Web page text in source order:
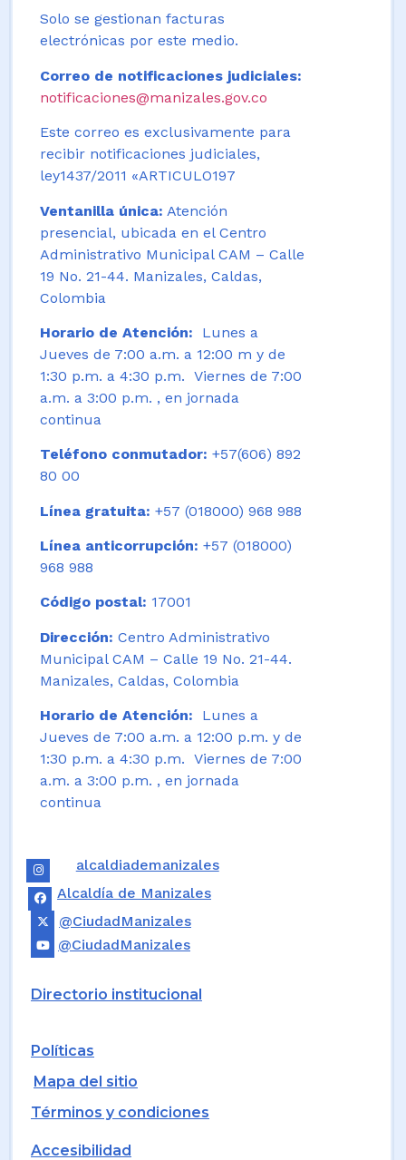
Solo se gestionan facturas
electrónicas por este medio.
Correo de notificaciones judiciales:
notificaciones@manizales.gov.co
Este correo es exclusivamente para
recibir notificaciones judiciales,
ley1437/2011 «ARTICULO197
Ventanilla única: Atención
presencial, ubicada en el Centro
Administrativo Municipal CAM – Calle
19 No. 21-44. Manizales, Caldas,
Colombia
Horario de Atención:
Lunes a
Jueves de 7:00 a.m. a 12:00 m y de
1:30 p.m. a 4:30 p.m. Viernes de 7:00
a.m. a 3:00 p.m. , en jornada
continua
Teléfono conmutador: +57(606) 892
80 00
Línea gratuita: +57 (018000) 968 988
Línea anticorrupción: +57 (018000)
968 988
Código postal: 17001
Dirección: Centro Administrativo
Municipal CAM – Calle 19 No. 21-44.
Manizales, Caldas, Colombia
Horario de Atención: Lunes a
Jueves de 7:00 a.m. a 12:00 p.m. y de
1:30 p.m. a 4:30 p.m. Viernes de 7:00
a.m. a 3:00 p.m. , en jornada
continua
alcaldiademanizales
Alcaldía de Manizales
@CiudadManizales
@CiudadManizales
Directorio institucional
Políticas
Mapa del sitio
Términos y condiciones
Accesibilidad